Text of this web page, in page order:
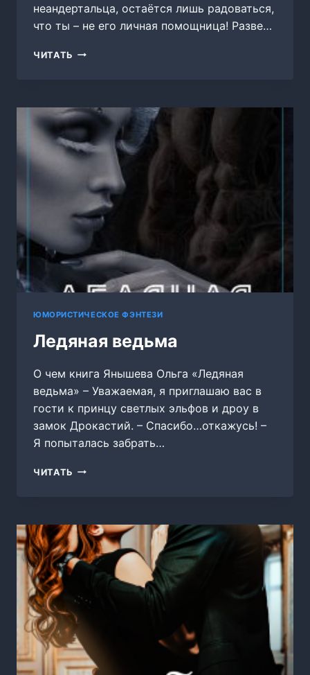
неандертальца, остаётся лишь радоваться,
что ты – не его личная помощница! Разве…
ЧИТАТЬ СЕКРЕТАРША
ПРИВАТ
ДЛЯ
BOSSA
ЮМОРИСТИЧЕСКОЕ ФЭНТЕЗИ
Ледяная ведьма
О чем книга Янышева Ольга «Ледяная
ведьма» – Уважаемая, я приглашаю вас в
гости к принцу светлых эльфов и дроу в
замок Дрокастий. – Спасибо…откажусь! –
Я попыталась забрать…
ЧИТАТЬ ЛЕДЯНАЯ